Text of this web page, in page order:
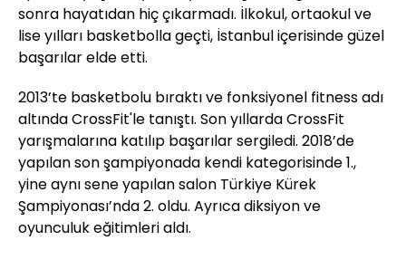
sonra hayatıdan hiç çıkarmadı. İlkokul, ortaokul ve
lise yılları basketbolla geçti, İstanbul içerisinde güzel
başarılar elde etti.
2013’te basketbolu bıraktı ve fonksiyonel fitness adı
altında CrossFit'le tanıştı. Son yıllarda CrossFit
yarışmalarına katılıp başarılar sergiledi. 2018’de
yapılan son şampiyonada kendi kategorisinde 1.,
yine aynı sene yapılan salon Türkiye Kürek
Şampiyonası’nda 2. oldu. Ayrıca diksiyon ve
oyunculuk eğitimleri aldı.